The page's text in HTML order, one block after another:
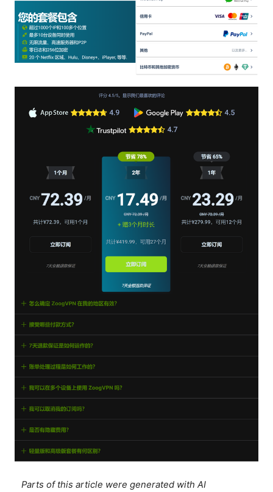
Parts of this article were generated with AI